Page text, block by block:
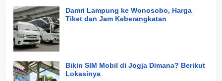
Damri Lampung ke Wonosobo, Harga
Tiket dan Jam Keberangkatan
Bikin SIM Mobil di Jogja Dimana? Berikut
Lokasinya